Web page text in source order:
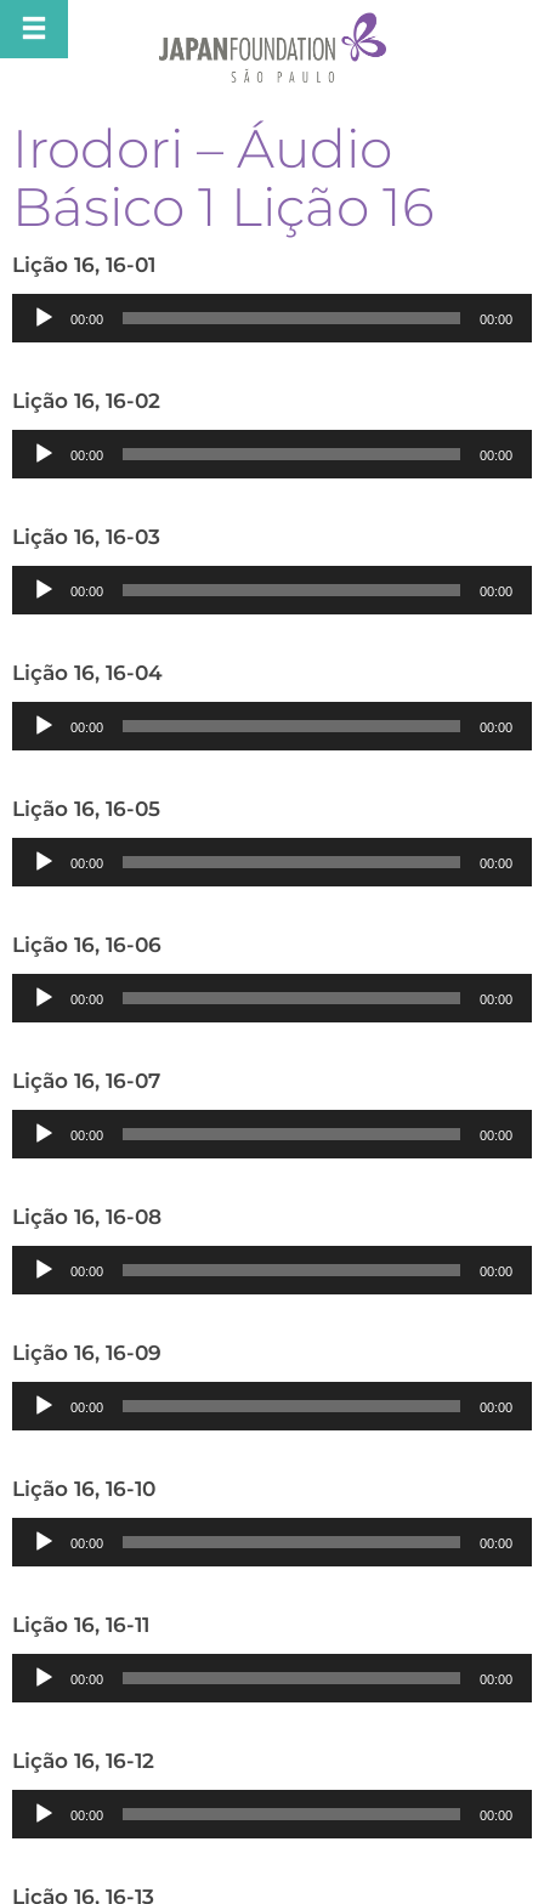
Irodori – Áudio
Básico 1 Lição 16
Lição 16, 16-01
Tocador
de
00:00 00:00
Lição 16, 16-02
Tocador
de
00:00 00:00
Lição 16, 16-03
Tocador
de
00:00 00:00
Lição 16, 16-04
Tocador
de
00:00 00:00
Lição 16, 16-05
Tocador
de
00:00 00:00
Lição 16, 16-06
Tocador
de
00:00 00:00
Lição 16, 16-07
Tocador
de
00:00 00:00
Lição 16, 16-08
Tocador
de
00:00 00:00
Lição 16, 16-09
Tocador
de
00:00 00:00
Lição 16, 16-10
Tocador
de
00:00 00:00
Lição 16, 16-11
Tocador
de
00:00 00:00
Lição 16, 16-12
Tocador
de
00:00 00:00
Lição 16, 16-13